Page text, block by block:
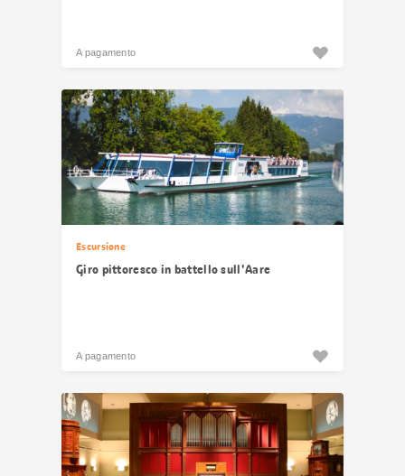
A pagamento
Escursione
Giro pittoresco in battello sull'Aare
A pagamento